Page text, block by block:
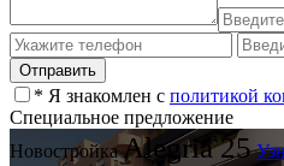
* Я знакомлен с политикой
Специальное предложение
Новостройка Alegria 25